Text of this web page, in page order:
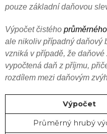
pouze základní daňovou
Výpočet čistého
ale nikoliv případný daňový
vzniká v případě, že
vypočtená daň z příjmu,
rozdílem mezi daňovým
Výpočet
Průměrný hrubý